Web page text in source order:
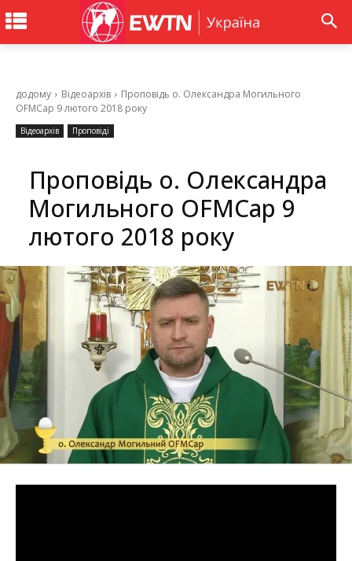
додому Відеоархів
Проповідь о. Олександра Могильного
OFMCap 9 лютого 2018 року
Відеоархів Проповіді
Проповідь о. Олександра
Могильного OFMCap 9
лютого 2018 року